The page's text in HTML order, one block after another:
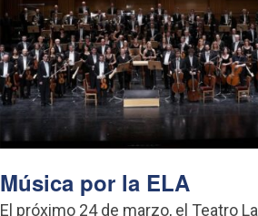
Música por la ELA
El próximo 24 de marzo, el Teatro La